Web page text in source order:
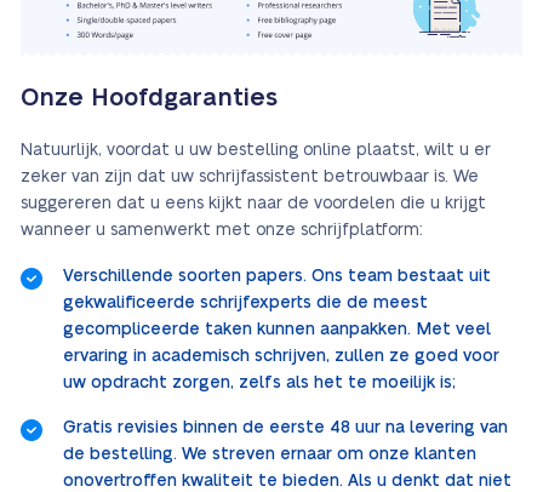
Onze Hoofdgaranties
Natuurlijk, voordat u uw bestelling online plaatst, wilt u er
zeker van zijn dat uw schrijfassistent betrouwbaar is. We
suggereren dat u eens kijkt naar de voordelen die u krijgt
wanneer u samenwerkt met onze schrijfplatform:
Verschillende soorten papers. Ons team bestaat uit
gekwalificeerde schrijfexperts die de meest
gecompliceerde taken kunnen aanpakken. Met veel
ervaring in academisch schrijven, zullen ze goed voor
uw opdracht zorgen, zelfs als het te moeilijk is;
Gratis revisies binnen de eerste 48 uur na levering van
de bestelling. We streven ernaar om onze klanten
onovertroffen kwaliteit te bieden. Als u denkt dat niet